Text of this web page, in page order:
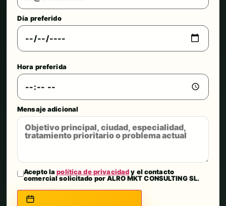
Día preferido
Hora preferida
Mensaje adicional
Acepto lapolítica de privacidady el contacto
comercial solicitado por ALRO MKT CONSULTING SL.